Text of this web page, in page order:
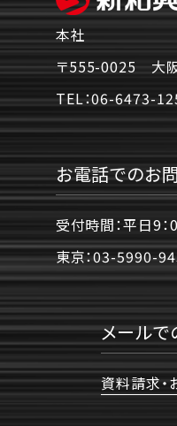
本社
〒555-0025 大
TEL：06-6473-
お電話でのお
受付時間：平日9
東京：03-5990-
メール
資料請求・